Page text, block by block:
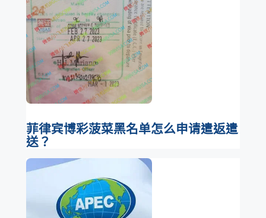
菲律宾博彩菠菜黑名单怎么申请遣返遣
送？